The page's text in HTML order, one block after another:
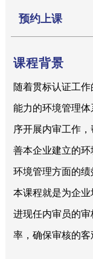
预约上课
课程背景
随着贯标认证工
能力的环境管理
序开展内审工作
善本企业建立的
环境管理方面的绩
本课程就是为企
进现任内审员的
率，确保审核的客